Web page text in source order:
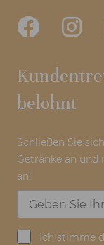
belohnt
Schließen Sie
Getränke an und
an!
Ich stimme